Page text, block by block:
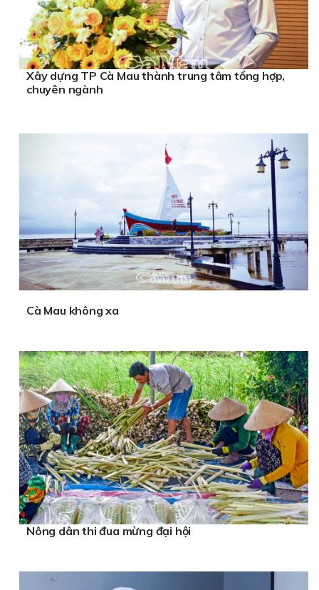
Xây dựng TP Cà Mau thành trung tâm tổng hợp,
chuyên ngành
Cà Mau không xa
Nông dân thi đua mừng đại hội